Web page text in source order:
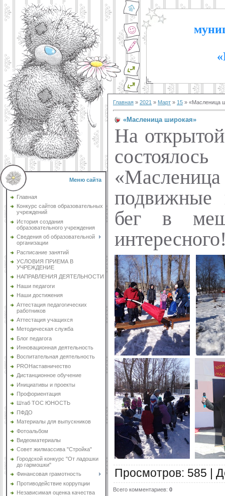
Меню сайта
Главная
Конкурс сайтов образовательных
учреждений
История создания
образовательного учреждения
Сведения об образовательной
организации
Расписание занятий
УСЛОВИЯ ПРИЕМА В
УЧРЕЖДЕНИЕ
НАПРАВЛЕНИЯ ДЕЯТЕЛЬНОСТИ
Наши педагоги
Наши достижения
Аттестация педагогических
работников
Аттестация учащихся
Методическая служба
Блог педагога
Инновационная деятельность
Воспитательная деятельность
PROНаставничество
Дистанционное обучение
Инициативы и проекты
Профориентация
Штаб ТОС ЮНОСТЬ
ПФДО
Материалы для выпускников
Фотоальбом
Видеоматериалы
Совет жилмассива "Стройка"
Городской конкурс "От ладошки
до гармошки"
Финансовая грамотность
Противодействие коррупции
Независимая оценка качества
Главная » 2021 » Март » 15 » «Масленица
«Масленица широкая»
На
подвижные
бег в
Просмотров: 585
Всего комментариев: 0